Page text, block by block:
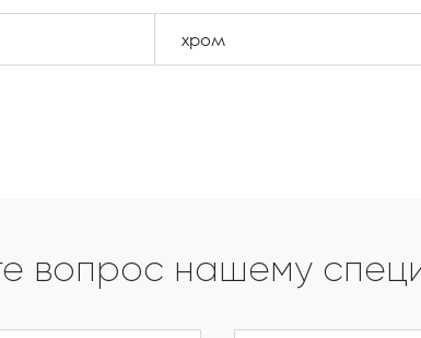
хром
вопрос нашему